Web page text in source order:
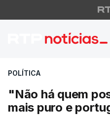
"Não há
POLÍTICA
"Não há quem
mais puro e